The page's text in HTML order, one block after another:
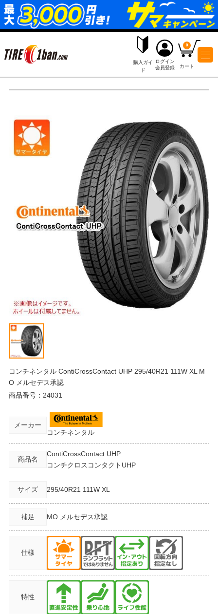
購入ガイ
ド
ログイン
コンチネンタル ContiCrossContact UHP 295/40R21 111W XL M
O メルセデス承認
商品番号： 24031
メーカー
コンチネンタル
商品名
ContiCrossContact UHP
コンチクロスコンタクトUHP
サイズ 295/40R21 111W XL
補足 MO メルセデス承認
仕様
特性